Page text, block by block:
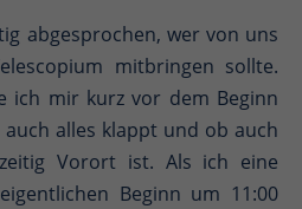
abgesprochen, wer von uns
mitbringen sollte.
ich mir kurz vor dem Beginn
alles klappt und ob auch
Vorort ist. Als ich eine
Beginn um 11:00